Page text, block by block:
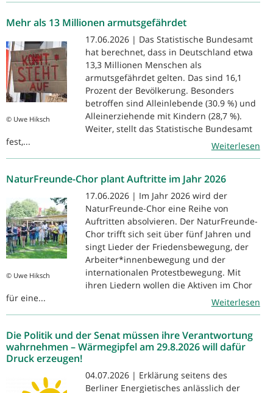
Mehr als 13 Millionen armutsgefährdet
© Uwe Hiksch
17.06.2026 | Das Statistische Bundesamt
hat berechnet, dass in Deutschland etwa
13,3 Millionen Menschen als
armutsgefährdet gelten. Das sind 16,1
Prozent der Bevölkerung. Besonders
betroffen sind Alleinlebende (30.9 %) und
Alleinerziehende mit Kindern (28,7 %).
Weiter, stellt das Statistische Bundesamt
fest,...
Weiterlesen
NaturFreunde-Chor plant Auftritte im Jahr 2026
© Uwe Hiksch
17.06.2026 | Im Jahr 2026 wird der
NaturFreunde-Chor eine Reihe von
Auftritten absolvieren. Der NaturFreunde-
Chor trifft sich seit über fünf Jahren und
singt Lieder der Friedensbewegung, der
Arbeiter*innenbewegung und der
internationalen Protestbewegung. Mit
ihren Liedern wollen die Aktiven im Chor
für eine...
Weiterlesen
Die Politik und der Senat müssen ihre Verantwortung
wahrnehmen – Wärmegipfel am 29.8.2026 will dafür
Druck erzeugen!
04.07.2026 | Erklärung seitens des
Berliner Energietisches anlässlich der